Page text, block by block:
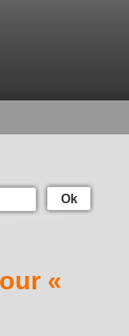
Ok
«